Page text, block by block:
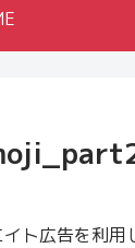
ト広告を利用